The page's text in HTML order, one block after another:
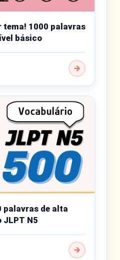
1000 palavras
básico
palavras de alta
JLPT N5